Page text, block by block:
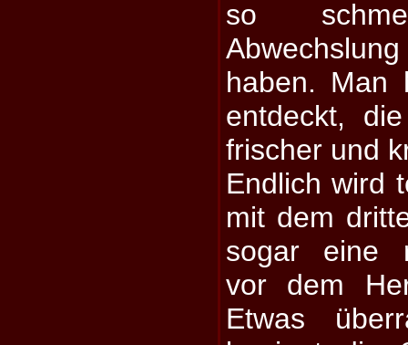
so
haben. Man
entdeckt,
frischer und
Endlich wird
mit dem
sogar eine
vor dem
Etwas